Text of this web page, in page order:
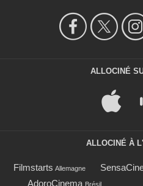
ALLOCINÉ
ALLOCINÉ À
Filmstarts Allemagne
AdoroCinema Brésil